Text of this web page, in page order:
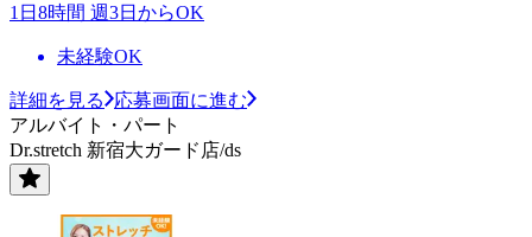
1日8時間 週3日からOK
未経験OK
詳細を見る
応募画面に進む
アルバイト・パート
Dr.stretch 新宿大ガード店/ds